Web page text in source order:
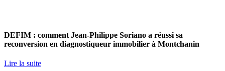
DEFIM : comment Jean-Philippe Soriano a réussi sa
reconversion en diagnostiqueur immobilier à Montchanin
Lire la suite